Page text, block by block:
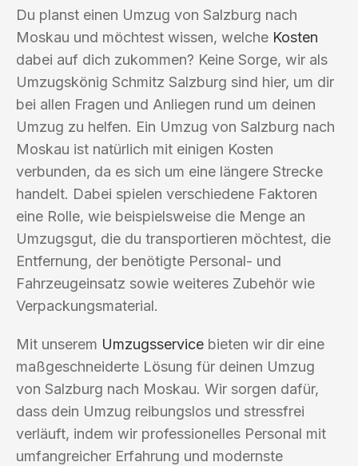
Du planst einen Umzug von Salzburg nach
Moskau und möchtest wissen, welche Kosten
dabei auf dich zukommen? Keine Sorge, wir als
Umzugskönig Schmitz Salzburg sind hier, um dir
bei allen Fragen und Anliegen rund um deinen
Umzug zu helfen. Ein Umzug von Salzburg nach
Moskau ist natürlich mit einigen Kosten
verbunden, da es sich um eine längere Strecke
handelt. Dabei spielen verschiedene Faktoren
eine Rolle, wie beispielsweise die Menge an
Umzugsgut, die du transportieren möchtest, die
Entfernung, der benötigte Personal- und
Fahrzeugeinsatz sowie weiteres Zubehör wie
Verpackungsmaterial.
Mit unserem Umzugsservice bieten wir dir eine
maßgeschneiderte Lösung für deinen Umzug
von Salzburg nach Moskau. Wir sorgen dafür,
dass dein Umzug reibungslos und stressfrei
verläuft, indem wir professionelles Personal mit
umfangreicher Erfahrung und modernste